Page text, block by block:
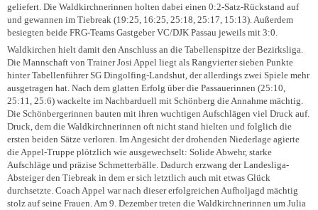
geliefert. Die Waldkirchnerinnen holten dabei einen 0:2-Satz-Rückstand auf
und gewannen im Tiebreak (19:25, 16:25, 25:18, 25:17, 15:13). Außerdem
besiegten beide FRG-Teams Gastgeber VC/DJK Passau jeweils mit 3:0.
Waldkirchen hielt damit den Anschluss an die Tabellenspitze der Bezirksliga.
Die Mannschaft von Trainer Josi Appel liegt als Rangvierter sieben Punkte
hinter Tabellenführer SG Dingolfing-Landshut, der allerdings zwei Spiele mehr
ausgetragen hat. Nach dem glatten Erfolg über die Passauerinnen (25:10,
25:11, 25:6) wackelte im Nachbarduell mit Schönberg die Annahme mächtig.
Die Schönbergerinnen bauten mit ihren wuchtigen Aufschlägen viel Druck auf.
Druck, dem die Waldkirchnerinnen oft nicht stand hielten und folglich die
ersten beiden Sätze verloren. Im Angesicht der drohenden Niederlage agierte
die Appel-Truppe plötzlich wie ausgewechselt: Solide Abwehr, starke
Aufschläge und präzise Schmetterbälle. Dadurch erzwang der Landesliga-
Absteiger den Tiebreak in dem er sich letztlich auch mit etwas Glück
durchsetzte. Coach Appel war nach dieser erfolgreichen Aufholjagd mächtig
stolz auf seine Frauen. Am 9. Dezember treten die Waldkirchnerinnen um Julia